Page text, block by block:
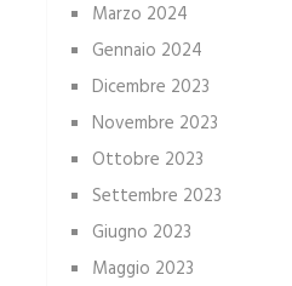
Marzo 2024
Gennaio 2024
Dicembre 2023
Novembre 2023
Ottobre 2023
Settembre 2023
Giugno 2023
Maggio 2023